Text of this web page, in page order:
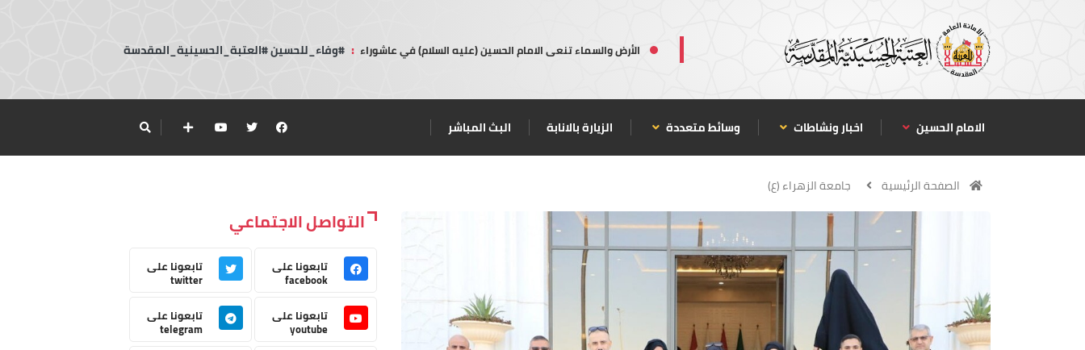
الأرض والسماء تنعى الامام الحسين (عليه السلام) في عاشوراء : #وفاء_للحسين #العتبة_الحسينية_المقدسة
الامام الحسين اخبار ونشاطات وسائط متعددة الزيارة بالانابة البث المباشر
الصفحة الرئيسية جامعة الزهراء (ع)
التواصل الاجتماعي
تابعونا على
facebook
تابعونا على
twitter
تابعونا على
youtube
تابعونا على
telegram